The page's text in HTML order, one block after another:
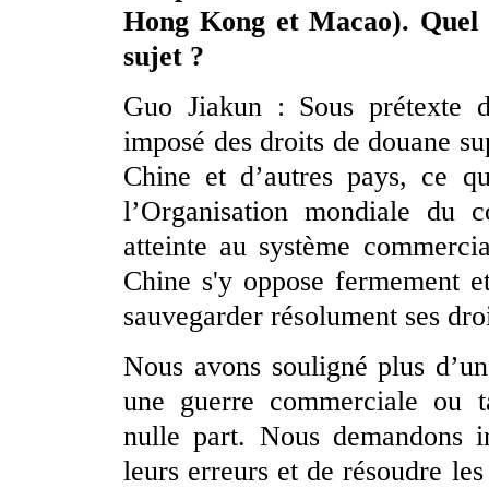
Hong Kong et Macao).
sujet ?
Guo Jiakun : Sous prétexte
imposé des droits de douane
Chine et d’autres pays, ce
l’Organisation mondiale du
atteinte au système
Chine s'y oppose fermement
sauvegarder résolument ses
Nous avons souligné plus
une guerre commerciale ou
nulle part. Nous demandons
leurs erreurs et de résoudre